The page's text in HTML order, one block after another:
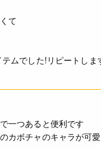
て
ムでした!リピートしま
一つあると便利です
カボチャのキャラが可